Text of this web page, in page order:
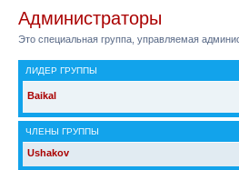
Администраторы
Это специальная группа, управляемая
ЛИДЕР ГРУППЫ
Baikal
ЧЛЕНЫ ГРУППЫ
Ushakov